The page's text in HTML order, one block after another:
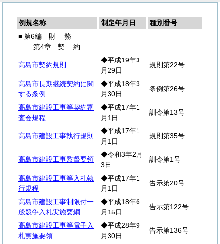
例規名称 制定年月日
種別番号
■ 第6編 財 務
第4章 契約
高島市契約規則
◆平成19年3
月29日
規則第22号
高島市長期継続契約に関
する条例
◆平成18年3
月30日
条例第26号
高島市建設工事等契約審
査会規程
◆平成17年1
月1日
訓令第13号
高島市建設工事執行規則
◆平成17年1
月1日
規則第35号
高島市建設工事監督要領
◆令和3年2月
3日
訓令第1号
高島市建設工事等入札執
行規程
◆平成17年1
月1日
告示第20号
高島市建設工事制限付一
般競争入札実施要綱
◆平成18年6
月15日
告示第122号
高島市建設工事等電子入
札実施要領
◆平成28年9
月30日
告示第136号